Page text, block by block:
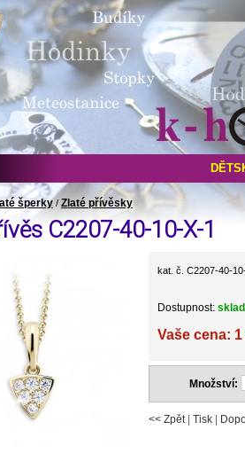
šperky / Zlaté přívěsky
C2207-40-10-X-1
kat. č. C2207-40-
Dostupnost:
Vaše cena:
Množství:
<< Zpět| Tisk